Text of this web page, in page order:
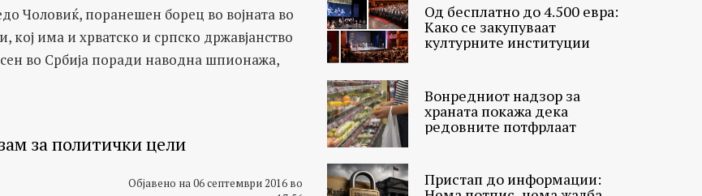
Чоловиќ, поранешен борец во војната во
кој има и хрватско и српско државјанство
во Србија поради наводна шпионажа,
за политички цели
Објавено на 06 септември 2016 во
Од бесплатно до 4.500 евра:
Како се закупуваат
културните институции
Вонредниот надзор за
храната покажа дека
редовните потфрлаат
Пристап до информации: